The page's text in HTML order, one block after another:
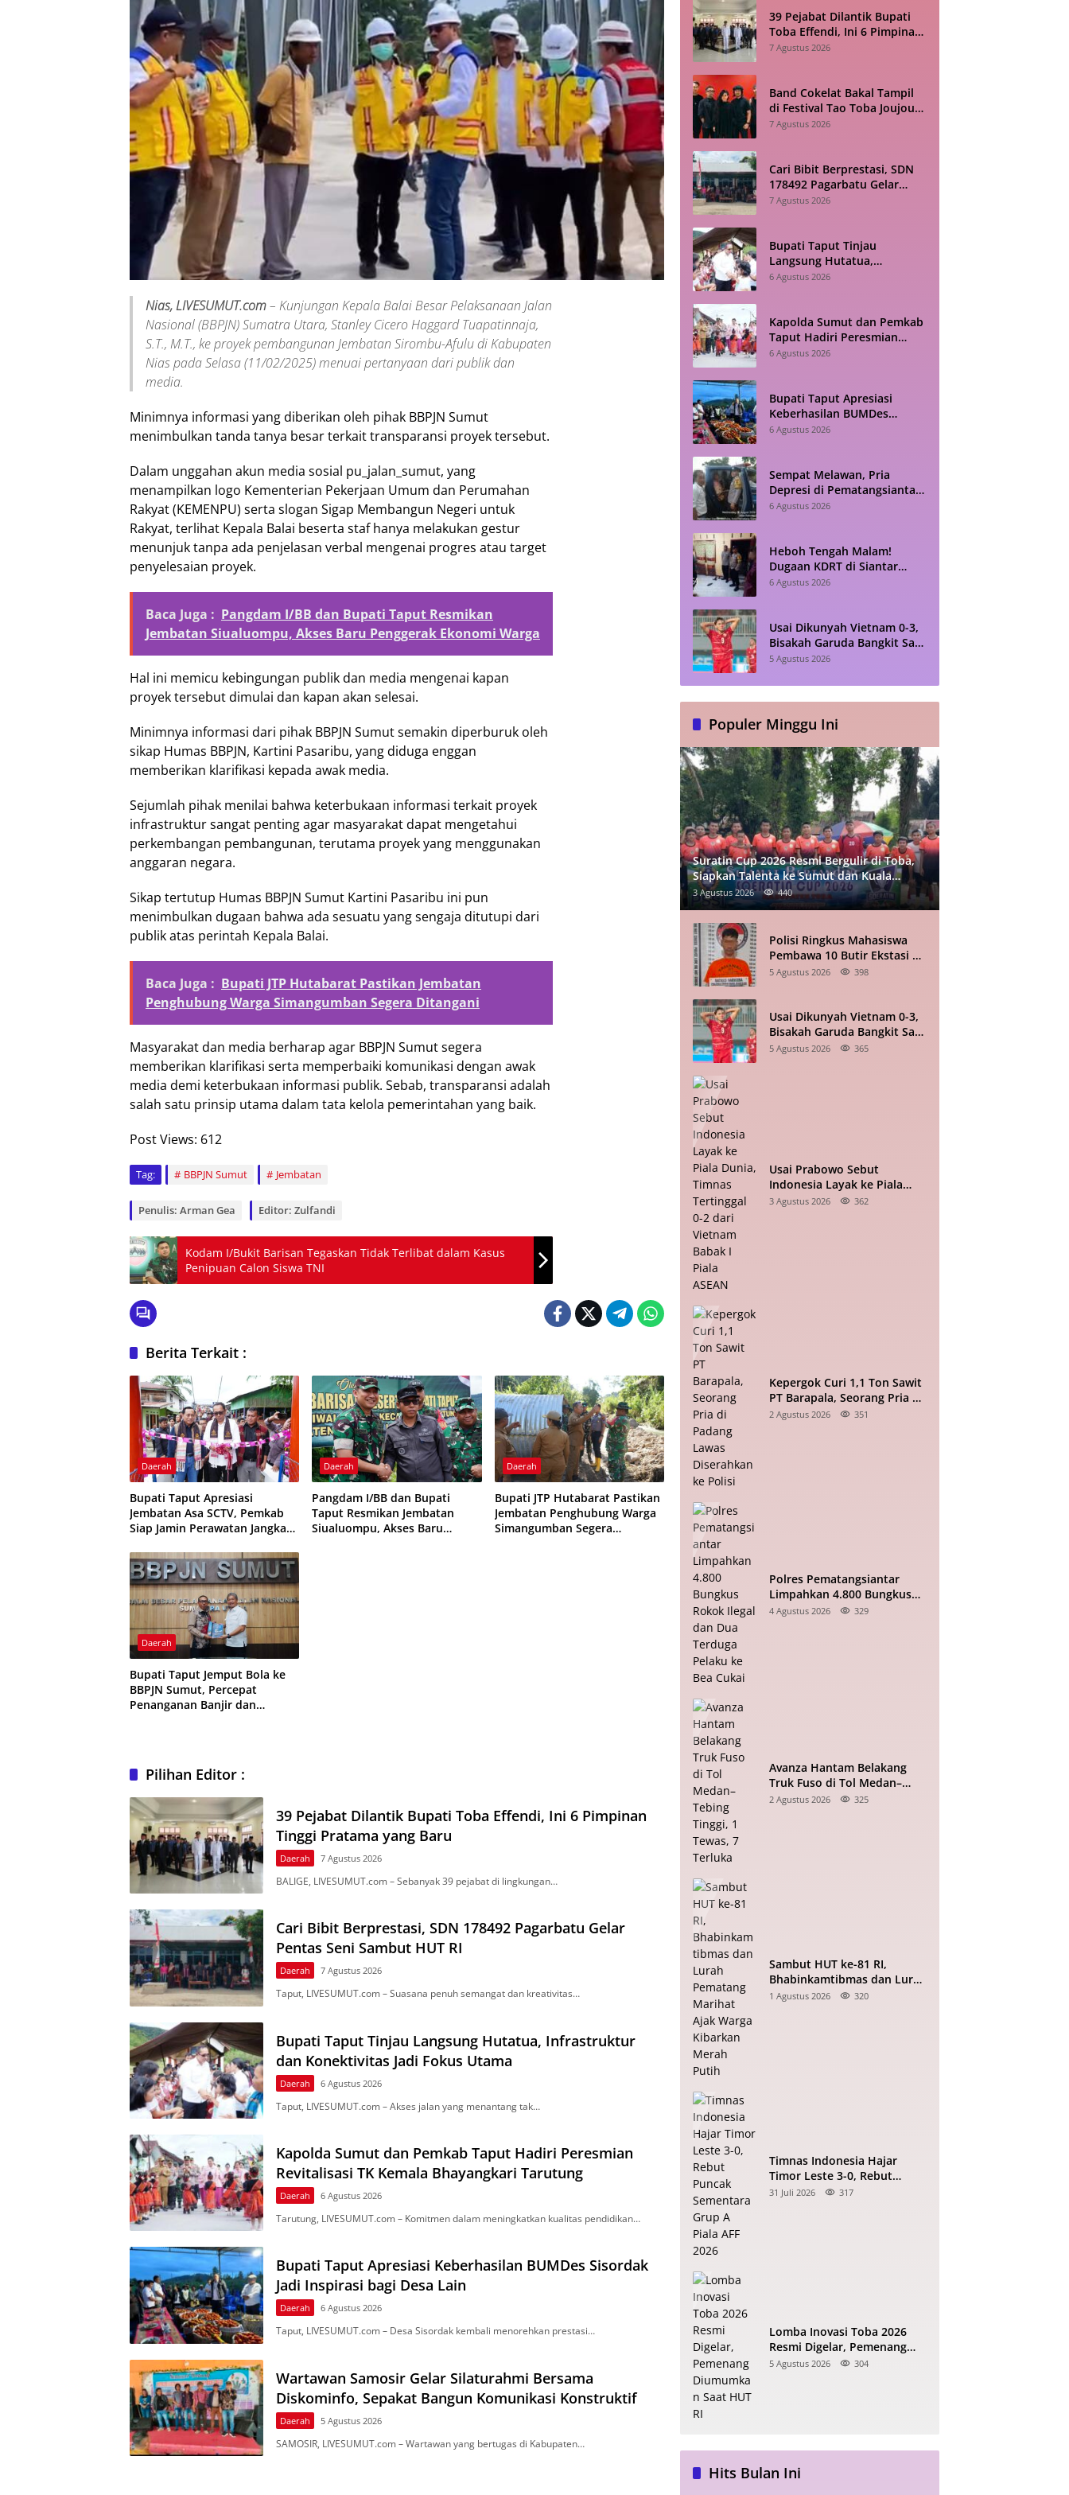
Nias, LIVESUMUT.com– Kunjungan Kepala Balai Besar Pelaksanaan Jalan
Nasional (BBPJN) Sumatra Utara, Stanley Cicero Haggard Tuapatinnaja,
S.T., M.T., ke proyek pembangunan Jembatan Sirombu-Afulu di Kabupaten
Nias pada Selasa (11/02/2025) menuai pertanyaan dari publik dan
media.
Minimnya informasi yang diberikan oleh pihak BBPJN Sumut
menimbulkan tanda tanya besar terkait transparansi proyek tersebut.
Dalam unggahan akun media sosial pu_jalan_sumut, yang
menampilkan logo Kementerian Pekerjaan Umum dan Perumahan
Rakyat (KEMENPU) serta slogan Sigap Membangun Negeri untuk
Rakyat, terlihat Kepala Balai beserta staf hanya melakukan gestur
menunjuk tanpa ada penjelasan verbal mengenai progres atau target
penyelesaian proyek.
Baca Juga : Pangdam I/BB dan Bupati Taput Resmikan
Jembatan Siualuompu, Akses Baru Penggerak Ekonomi Warga
Hal ini memicu kebingungan publik dan media mengenai kapan
proyek tersebut dimulai dan kapan akan selesai.
Minimnya informasi dari pihak BBPJN Sumut semakin diperburuk oleh
sikap Humas BBPJN, Kartini Pasaribu, yang diduga enggan
memberikan klarifikasi kepada awak media.
Sejumlah pihak menilai bahwa keterbukaan informasi terkait proyek
infrastruktur sangat penting agar masyarakat dapat mengetahui
perkembangan pembangunan, terutama proyek yang menggunakan
anggaran negara.
Sikap tertutup Humas BBPJN Sumut Kartini Pasaribu ini pun
menimbulkan dugaan bahwa ada sesuatu yang sengaja ditutupi dari
publik atas perintah Kepala Balai.
Baca Juga : Bupati JTP Hutabarat Pastikan Jembatan
Penghubung Warga Simangumban Segera Ditangani
Masyarakat dan media berharap agar BBPJN Sumut segera
memberikan klarifikasi serta memperbaiki komunikasi dengan awak
media demi keterbukaan informasi publik. Sebab, transparansi adalah
salah satu prinsip utama dalam tata kelola pemerintahan yang baik.
Post Views: 612
Tag: BBPJN Sumut Jembatan
Penulis: Arman Gea Editor: Zulfandi
Kodam I/Bukit Barisan Tegaskan Tidak Terlibat dalam Kasus
Penipuan Calon Siswa TNI
Berita Terkait :
Daerah
Bupati Taput Apresiasi
Jembatan Asa SCTV, Pemkab
Siap Jamin Perawatan Jangka
Daerah
Pangdam I/BB dan Bupati
Taput Resmikan Jembatan
Siualuompu, Akses Baru
Daerah
Bupati JTP Hutabarat Pastikan
Jembatan Penghubung Warga
Simangumban Segera
Daerah
Bupati Taput Jemput Bola ke
BBPJN Sumut, Percepat
Penanganan Banjir dan
Pilihan Editor :
39 Pejabat Dilantik Bupati Toba Effendi, Ini 6 Pimpinan
Tinggi Pratama yang Baru
Daerah 7 Agustus 2026
BALIGE, LIVESUMUT.com – Sebanyak 39 pejabat di lingkungan…
Cari Bibit Berprestasi, SDN 178492 Pagarbatu Gelar
Pentas Seni Sambut HUT RI
Daerah 7 Agustus 2026
Taput, LIVESUMUT.com – Suasana penuh semangat dan kreativitas…
Bupati Taput Tinjau Langsung Hutatua, Infrastruktur
dan Konektivitas Jadi Fokus Utama
Daerah 6 Agustus 2026
Taput, LIVESUMUT.com – Akses jalan yang menantang tak…
Kapolda Sumut dan Pemkab Taput Hadiri Peresmian
Revitalisasi TK Kemala Bhayangkari Tarutung
Daerah 6 Agustus 2026
Tarutung, LIVESUMUT.com – Komitmen dalam meningkatkan kualitas pendidikan…
Bupati Taput Apresiasi Keberhasilan BUMDes Sisordak
Jadi Inspirasi bagi Desa Lain
Daerah 6 Agustus 2026
Taput, LIVESUMUT.com – Desa Sisordak kembali menorehkan prestasi…
Wartawan Samosir Gelar Silaturahmi Bersama
Diskominfo, Sepakat Bangun Komunikasi Konstruktif
Daerah 5 Agustus 2026
SAMOSIR, LIVESUMUT.com – Wartawan yang bertugas di Kabupaten…
39 Pejabat Dilantik Bupati
Toba Effendi, Ini 6 Pimpinan
Tinggi Pratama yang Baru
7 Agustus 2026
Band Cokelat Bakal Tampil
di Festival Tao Toba Joujou
2026 Samosir, Cek
7 Agustus 2026
Cari Bibit Berprestasi, SDN
178492 Pagarbatu Gelar
Pentas Seni Sambut HUT RI
7 Agustus 2026
Bupati Taput Tinjau
Langsung Hutatua,
Infrastruktur dan
6 Agustus 2026
Kapolda Sumut dan Pemkab
Taput Hadiri Peresmian
Revitalisasi TK Kemala
6 Agustus 2026
Bupati Taput Apresiasi
Keberhasilan BUMDes
Sisordak Jadi Inspirasi bagi
6 Agustus 2026
Sempat Melawan, Pria
Depresi di Pematangsiantar
Akhirnya Dievakuasi Polisi
6 Agustus 2026
Heboh Tengah Malam!
Dugaan KDRT di Siantar
Barat Berujung ke Kantor
6 Agustus 2026
Usai Dikunyah Vietnam 0-3,
Bisakah Garuda Bangkit Saat
Bertandang ke Singapura?
5 Agustus 2026
Populer Minggu Ini
Suratin Cup 2026 Resmi Bergulir di Toba,
Siapkan Talenta ke Sumut dan Kuala
Lumpur
3 Agustus 2026 440
Polisi Ringkus Mahasiswa
Pembawa 10 Butir Ekstasi di
Pematangsiantar
5 Agustus 2026 398
Usai Dikunyah Vietnam 0-3,
Bisakah Garuda Bangkit Saat
Bertandang ke Singapura?
5 Agustus 2026 365
Usai Prabowo Sebut
Indonesia Layak ke Piala
Dunia, Timnas Tertinggal 0-2
3 Agustus 2026 362
Kepergok Curi 1,1 Ton Sawit
PT Barapala, Seorang Pria di
Padang Lawas Diserahkan ke
2 Agustus 2026 351
Polres Pematangsiantar
Limpahkan 4.800 Bungkus
Rokok Ilegal dan Dua
4 Agustus 2026 329
Avanza Hantam Belakang
Truk Fuso di Tol Medan–
Tebing Tinggi, 1 Tewas, 7
2 Agustus 2026 325
Sambut HUT ke-81 RI,
Bhabinkamtibmas dan Lurah
Pematang Marihat Ajak
1 Agustus 2026 320
Timnas Indonesia Hajar
Timor Leste 3-0, Rebut
Puncak Sementara Grup A
31 Juli 2026 317
Lomba Inovasi Toba 2026
Resmi Digelar, Pemenang
Diumumkan Saat HUT RI
5 Agustus 2026 304
Hits Bulan Ini
77 ASN Pemkab Tapanuli Utara Dimutasi,